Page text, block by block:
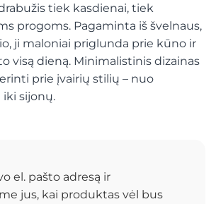
tiek kasdienai, tiek
progoms. Pagaminta iš švelnaus,
ji maloniai priglunda prie kūno ir
visą dieną. Minimalistinis dizainas
prie įvairių stilių – nuo
sijonų.
el. pašto adresą ir
jus, kai produktas vėl bus